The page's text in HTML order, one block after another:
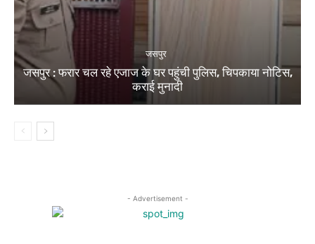
जसपुर
जसपुर : फरार चल रहे एजाज के घर पहुंची पुलिस, चिपकाया नोटिस,
कराई मुनादी
- Advertisement -